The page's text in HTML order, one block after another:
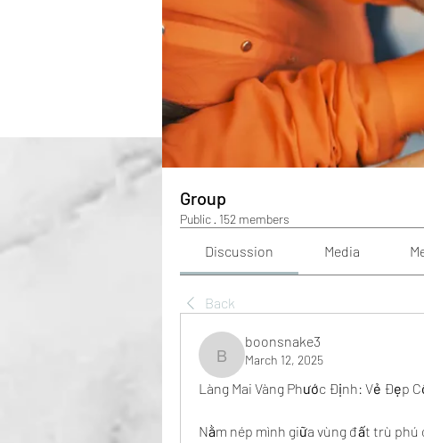
Group
Public · 152 members
Discussion Media
Back
boonsnake3
boonsnake3
March 12, 2025
Làng Mai Vàng Phước Định: Vẻ Đẹp
Nằm nép mình giữa vùng đất trù